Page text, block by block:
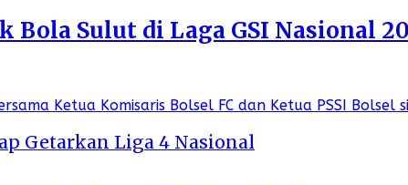
Bola Sulut di Laga GSI Nasional
Getarkan Liga 4 Nasional